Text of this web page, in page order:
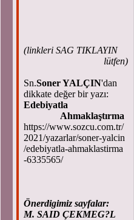
(linkleri SAG TIKLAYIN
lütfen)
Sn.Soner YALÇIN'dan
dikkate değer bir yazı:
Edebiyatla
Ahmaklaştırma
https://www.sozcu.com.tr/
2021/yazarlar/soner-yalcin
/edebiyatla-ahmaklastirma
-6335565/
Önerdigimiz sayfalar:
M. SAID ÇEKMEG?L